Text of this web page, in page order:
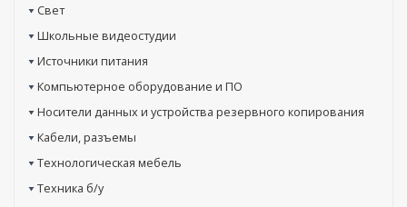
Свет
Школьные видеостудии
Источники питания
Компьютерное оборудование и ПО
Носители данных и устройства резервного копирования
Кабели, разъемы
Технологическая мебель
Техника б/у